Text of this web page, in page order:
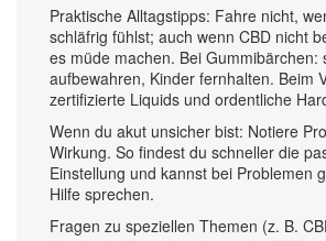
Praktische Alltagstipps: Fahre nicht,
schläfrig fühlst; auch wenn CBD nicht
es müde machen. Bei Gummibärchen:
aufbewahren, Kinder fernhalten. Beim
zertifizierte Liquids und ordentliche
Wenn du akut unsicher bist: Notiere
Wirkung. So findest du schneller die
Einstellung und kannst bei Problemen
Hilfe sprechen.
Fragen zu speziellen Themen (z. B.